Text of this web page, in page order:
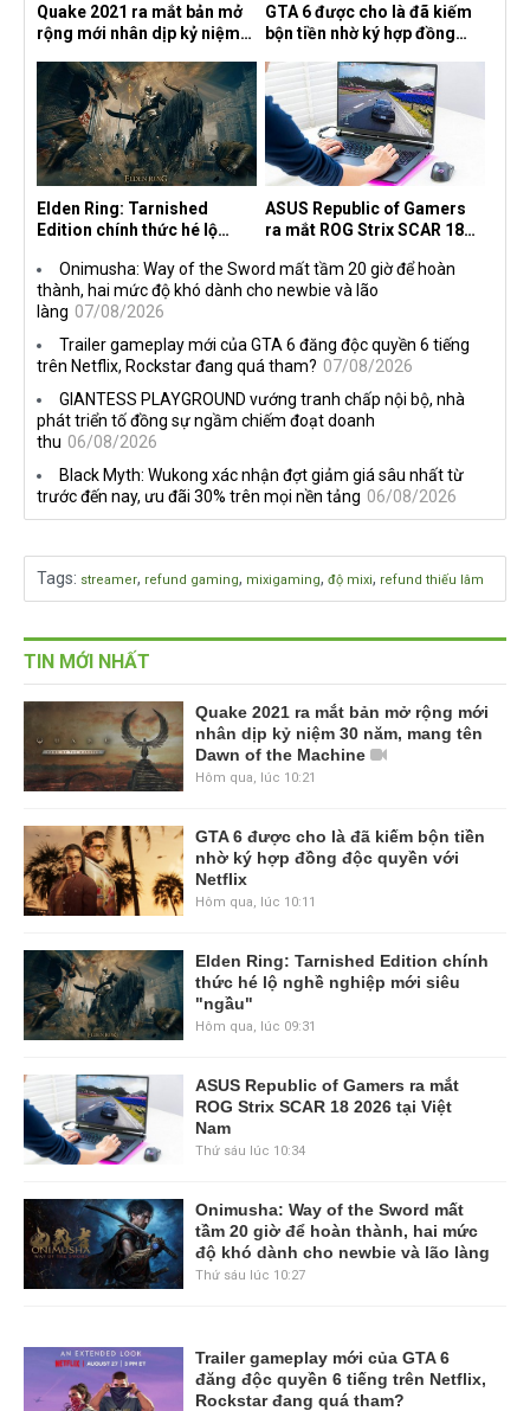
Quake 2021 ra mắt bản mở
rộng mới nhân dịp kỷ niệm
the Machine
GTA 6 được cho là đã kiếm
bộn tiền nhờ ký hợp đồng
Elden Ring: Tarnished
Edition chính thức hé lộ
ASUS Republic of Gamers
ra mắt ROG Strix SCAR 18
Onimusha: Way of the Sword mất tầm 20 giờ để hoàn
thành, hai mức độ khó dành cho newbie và lão
làng 07/08/2026
Trailer gameplay mới của GTA 6 đăng độc quyền 6 tiếng
trên Netflix, Rockstar đang quá tham? 07/08/2026
GIANTESS PLAYGROUND vướng tranh chấp nội bộ, nhà
phát triển tố đồng sự ngầm chiếm đoạt doanh
thu 06/08/2026
Black Myth: Wukong xác nhận đợt giảm giá sâu nhất từ
trước đến nay, ưu đãi 30% trên mọi nền tảng 06/08/2026
Tags: streamer, refund gaming, mixigaming, độ mixi, refund thiếu lâm
TIN MỚI NHẤT
Quake 2021 ra mắt bản mở rộng mới
nhân dịp kỷ niệm 30 năm, mang tên
Dawn of the Machine
Hôm qua, lúc 10:21
GTA 6 được cho là đã kiếm bộn tiền
nhờ ký hợp đồng độc quyền với
Netflix
Hôm qua, lúc 10:11
Elden Ring: Tarnished Edition chính
thức hé lộ nghề nghiệp mới siêu
"ngầu"
Hôm qua, lúc 09:31
ASUS Republic of Gamers ra mắt
ROG Strix SCAR 18 2026 tại Việt
Nam
Thứ sáu lúc 10:34
Onimusha: Way of the Sword mất
tầm 20 giờ để hoàn thành, hai mức
độ khó dành cho newbie và lão làng
Thứ sáu lúc 10:27
Trailer gameplay mới của GTA 6
đăng độc quyền 6 tiếng trên Netflix,
Rockstar đang quá tham?